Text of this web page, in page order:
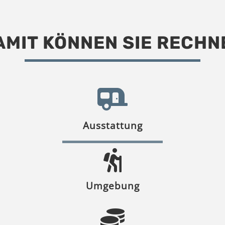
KÖNNEN SIE
Ausstattung
Umgebung